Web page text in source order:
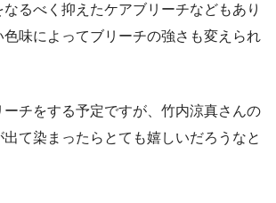
るべく抑えたケアブリーチなどもあり
色味によってブリーチの強さも変えられ
チをする予定ですが、竹内涼真さんの
て染まったらとても嬉しいだろうなと